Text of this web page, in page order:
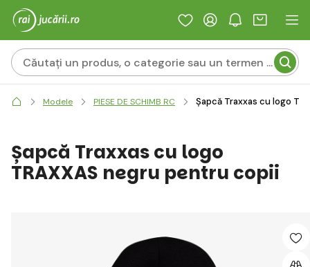
Modele PIESE DE SCHIMB RC Șapcă Traxxas cu logo
Șapcă Traxxas cu logo
TRAXXAS negru pentru copii